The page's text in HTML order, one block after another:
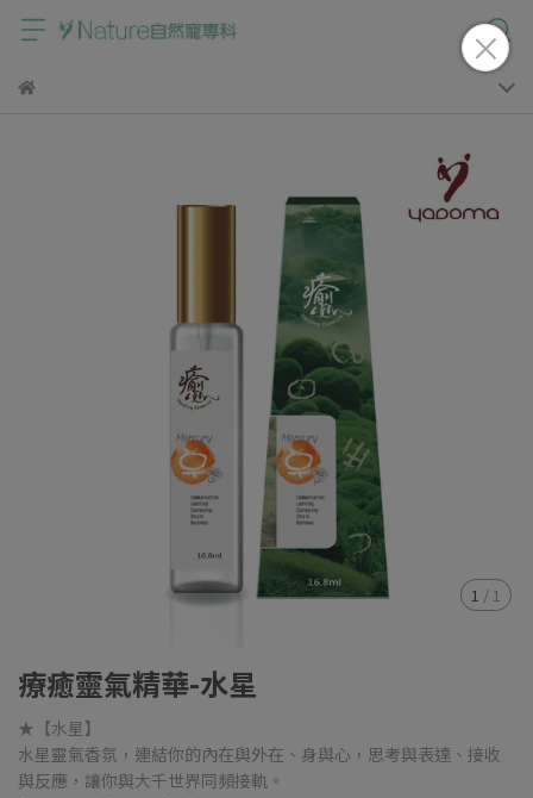
1 / 1
療癒靈氣精華-水星
★【水星】
水星靈氣香氛，連結你的內在與外在、身與心，思考與表達、接收
與反應，讓你與大千世界同頻接軌。